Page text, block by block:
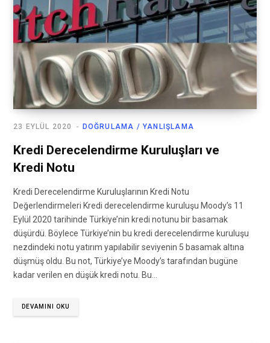
DOĞRULAMA / YANLIŞLAMA
23 EYLÜL 2020
Kredi Derecelendirme Kuruluşları ve
Kredi Notu
Kredi Derecelendirme Kuruluşlarının Kredi Notu
Değerlendirmeleri Kredi derecelendirme kuruluşu Moody’s 11
Eylül 2020 tarihinde Türkiye’nin kredi notunu bir basamak
düşürdü. Böylece Türkiye’nin bu kredi derecelendirme kuruluşu
nezdindeki notu yatırım yapılabilir seviyenin 5 basamak altına
düşmüş oldu. Bu not, Türkiye’ye Moody’s tarafından bugüne
kadar verilen en düşük kredi notu. Bu…
DEVAMINI OKU